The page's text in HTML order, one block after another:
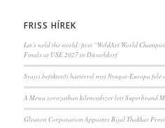
FRISS HÍREK
Let’s weld the world: first “WeldArt World
Finals at USE 2027 in Düsseldorf
Svájci befektetői háttérrel nyit Nyugat-Európa felé
A Mewa sorozatban kilencedszer lett Superbrand
Gleason Corporation Appoints Bijal Thakkar